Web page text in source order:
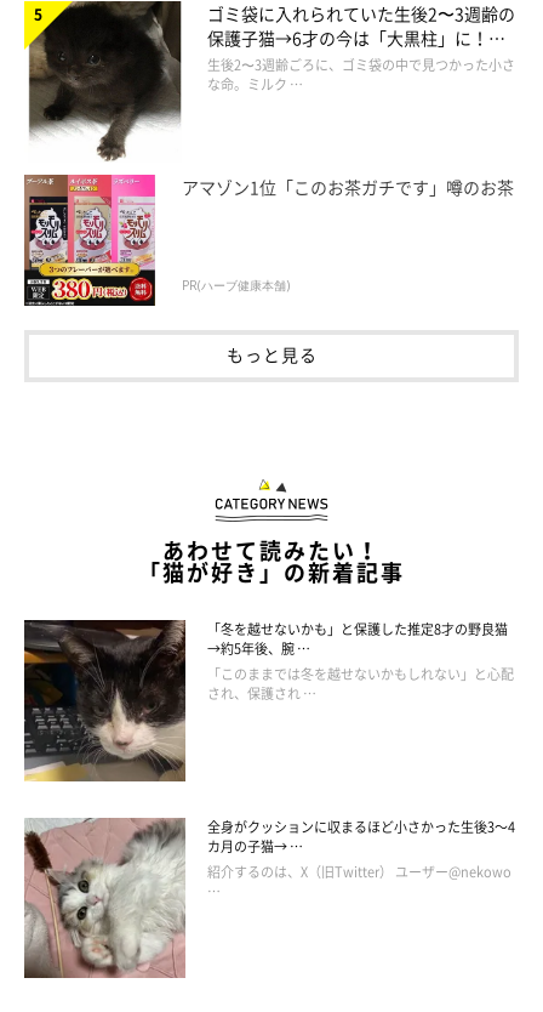
ゴミ袋に入れられていた生後2〜3週齢の
保護子猫→6才の今は「大黒柱」に！
美しい黒猫に成長した姿にグッとくる
生後2〜3週齢ごろに、ゴミ袋の中で見つかった小さ
な命。ミルク …
アマゾン1位「このお茶ガチです」噂のお茶
PR(ハーブ健康本舗)
もっと見る
あわせて読みたい！
「猫が好き」の新着記事
「冬を越せないかも」と保護した推定8才の野良猫
→約5年後、腕 …
「このままでは冬を越せないかもしれない」と心配
され、保護され …
全身がクッションに収まるほど小さかった生後3～4
カ月の子猫→ …
紹介するのは、X（旧Twitter） ユーザー@nekowo
…